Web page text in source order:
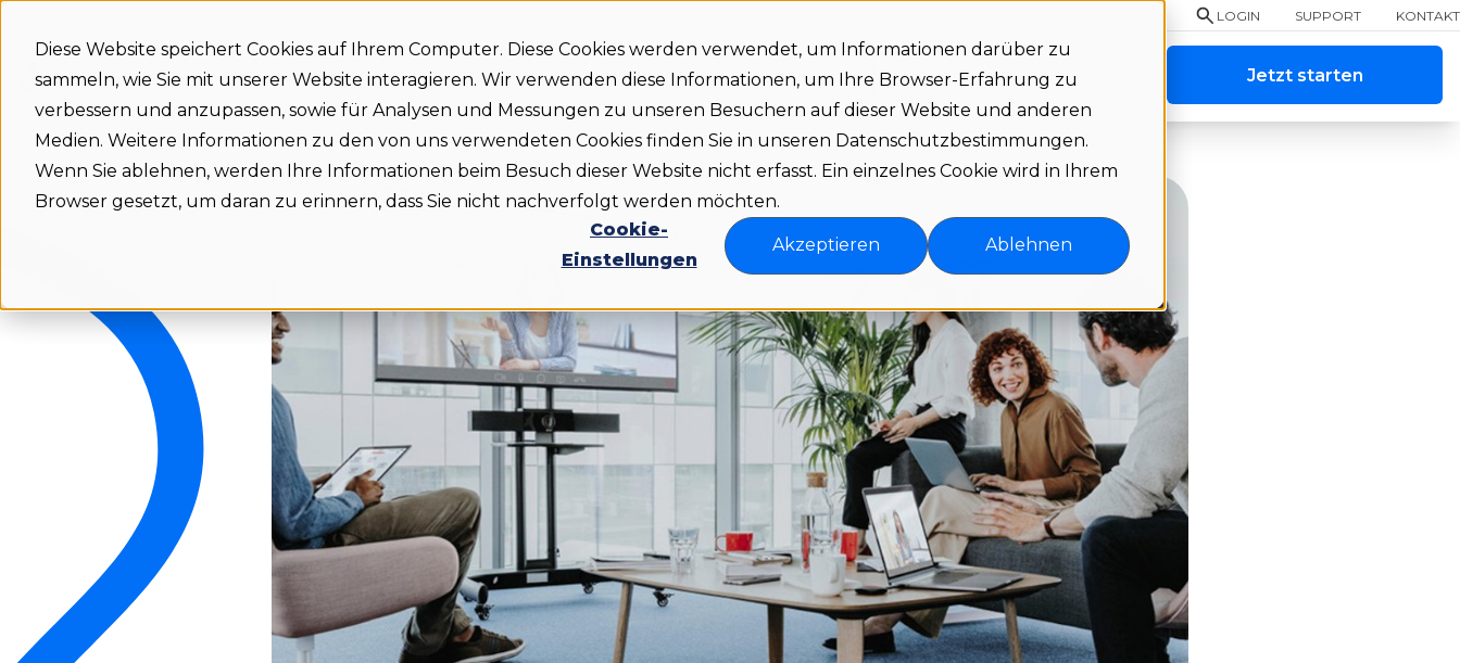
Diese Website speichert Cookies auf Ihrem Computer. Diese Cookies werden verwendet, um Informationen darüber zu
sammeln, wie Sie mit unserer Website interagieren. Wir verwenden diese Informationen, um Ihre Browser-Erfahrung zu
verbessern und anzupassen, sowie für Analysen und Messungen zu unseren Besuchern auf dieser Website und anderen
Medien. Weitere Informationen zu den von uns verwendeten Cookies finden Sie in unseren Datenschutzbestimmungen.
Wenn Sie ablehnen, werden Ihre Informationen beim Besuch dieser Website nicht erfasst. Ein einzelnes Cookie wird in Ihrem
Browser gesetzt, um daran zu erinnern, dass Sie nicht nachverfolgt werden möchten.
Cookie-
Einstellungen
Akzeptieren Ablehnen
LOGIN SUPPORT KONTAKT
Funktionen Integrationen Vorteile Preise Über uns Ressourcen Demo vereinbaren Jetzt starten